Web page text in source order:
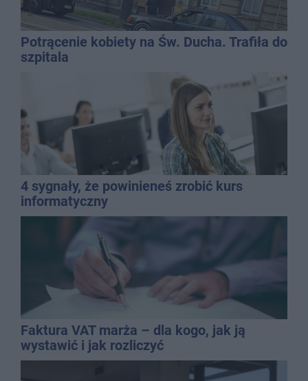
Potrącenie kobiety na Św. Ducha. Trafiła do
szpitala
4 sygnały, że powinieneś zrobić kurs
informatyczny
Faktura VAT marża – dla kogo, jak ją
wystawić i jak rozliczyć